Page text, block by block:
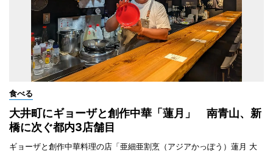
食べる
大井町にギョーザと創作中華「蓮月」 南青山、新
橋に次ぐ都内3店舗目
ギョーザと創作中華料理の店「亜細亜割烹（アジアかっぽう）蓮月 大